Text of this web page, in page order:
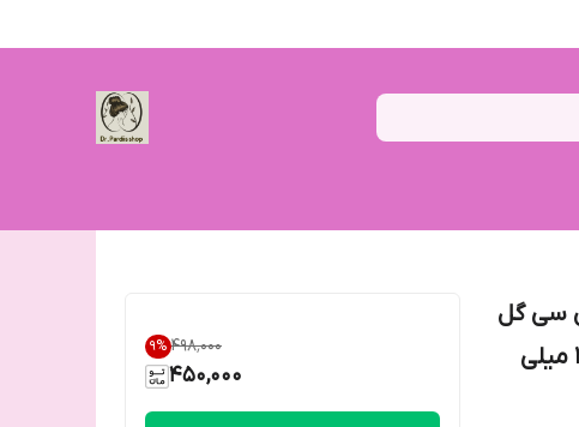
سی گل
مناسب انواع پوست حتی حساس 250 میلی
۴۹۸٬۰۰۰ 9%
450,000